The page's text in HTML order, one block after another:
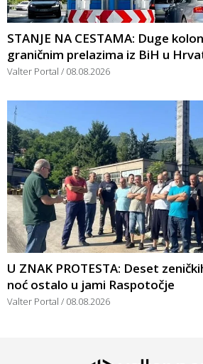
STANJE NA CESTAMA: Duge
graničnim prelazima iz BiH u
Valter Portal 08.08.2026
U ZNAK PROTESTA: Deset
noć ostalo u jami Raspotočje
Valter Portal 08.08.2026